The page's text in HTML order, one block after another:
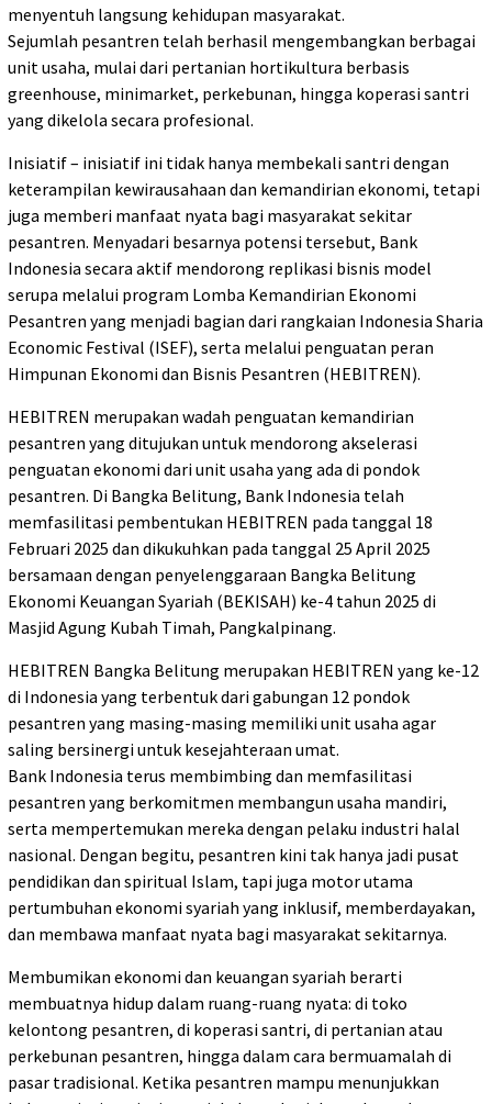
menyentuh langsung kehidupan masyarakat.
Sejumlah pesantren telah berhasil mengembangkan berbagai
unit usaha, mulai dari pertanian hortikultura berbasis
greenhouse, minimarket, perkebunan, hingga koperasi santri
yang dikelola secara profesional.
Inisiatif – inisiatif ini tidak hanya membekali santri dengan
keterampilan kewirausahaan dan kemandirian ekonomi, tetapi
juga memberi manfaat nyata bagi masyarakat sekitar
pesantren. Menyadari besarnya potensi tersebut, Bank
Indonesia secara aktif mendorong replikasi bisnis model
serupa melalui program Lomba Kemandirian Ekonomi
Pesantren yang menjadi bagian dari rangkaian Indonesia Sharia
Economic Festival (ISEF), serta melalui penguatan peran
Himpunan Ekonomi dan Bisnis Pesantren (HEBITREN).
HEBITREN merupakan wadah penguatan kemandirian
pesantren yang ditujukan untuk mendorong akselerasi
penguatan ekonomi dari unit usaha yang ada di pondok
pesantren. Di Bangka Belitung, Bank Indonesia telah
memfasilitasi pembentukan HEBITREN pada tanggal 18
Februari 2025 dan dikukuhkan pada tanggal 25 April 2025
bersamaan dengan penyelenggaraan Bangka Belitung
Ekonomi Keuangan Syariah (BEKISAH) ke-4 tahun 2025 di
Masjid Agung Kubah Timah, Pangkalpinang.
HEBITREN Bangka Belitung merupakan HEBITREN yang ke-12
di Indonesia yang terbentuk dari gabungan 12 pondok
pesantren yang masing-masing memiliki unit usaha agar
saling bersinergi untuk kesejahteraan umat.
Bank Indonesia terus membimbing dan memfasilitasi
pesantren yang berkomitmen membangun usaha mandiri,
serta mempertemukan mereka dengan pelaku industri halal
nasional. Dengan begitu, pesantren kini tak hanya jadi pusat
pendidikan dan spiritual Islam, tapi juga motor utama
pertumbuhan ekonomi syariah yang inklusif, memberdayakan,
dan membawa manfaat nyata bagi masyarakat sekitarnya.
Membumikan ekonomi dan keuangan syariah berarti
membuatnya hidup dalam ruang-ruang nyata: di toko
kelontong pesantren, di koperasi santri, di pertanian atau
perkebunan pesantren, hingga dalam cara bermuamalah di
pasar tradisional. Ketika pesantren mampu menunjukkan